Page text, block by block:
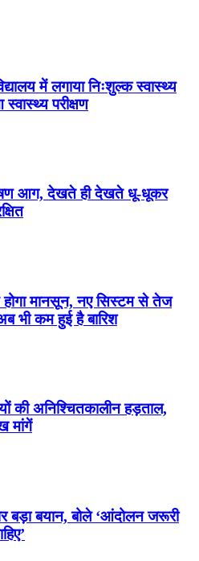
में लगाया निःशुल्क स्वास्थ्य
स्वास्थ्य परीक्षण
आग, देखते ही देखते धू-धूकर
मानसून, नए सिस्टम से तेज
भी कम हुई है बारिश
की अनिश्चितकालीन हड़ताल,
मांगें
बड़ा बयान, बोले ‘आंदोलन जरूरी